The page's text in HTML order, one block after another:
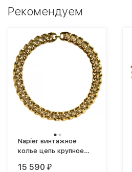
Рекомендуем
Napier винтажное
колье цепь крупное
15 590 ₽